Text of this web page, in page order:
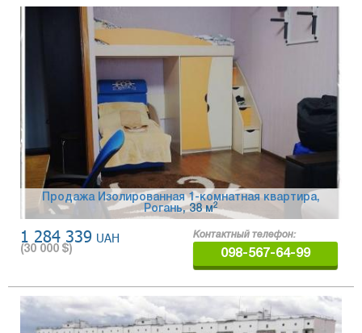
Продажа Изолированная 1-комнатная квартира,
Рогань, 38 м2
1 284 339 UAH
(30 000 $)
Контактный телефон:
098-567-64-99